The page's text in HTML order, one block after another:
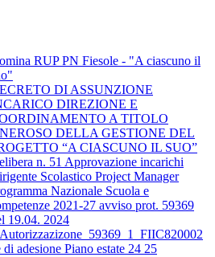
RUP PN Fiesole - "A ciascuno il
DI ASSUNZIONE
DIREZIONE E
A TITOLO
DELLA GESTIONE DEL
“A CIASCUNO IL SUO”
n. 51 Approvazione incarichi
Scolastico Project Manager
Nazionale Scuola e
2021-27 avviso prot. 59369
19.04. 2024
adesione Piano estate 24 25